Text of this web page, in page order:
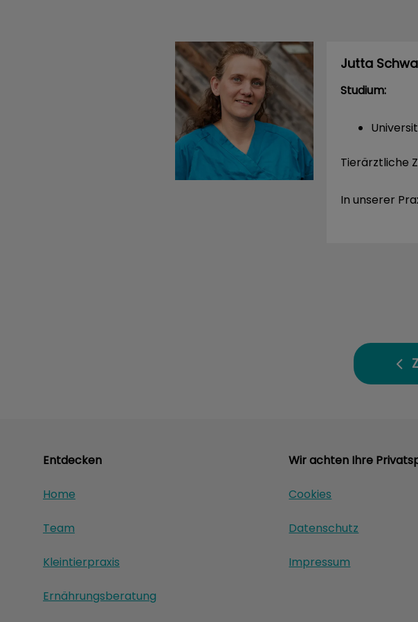
Jutta
Studium:
Tierärztliche
In unserer
Entdecken
Home
Team
Kleintierpraxis
Ernährungsberatung
Wir achten Ihre
Cookies
Datenschutz
Impressum